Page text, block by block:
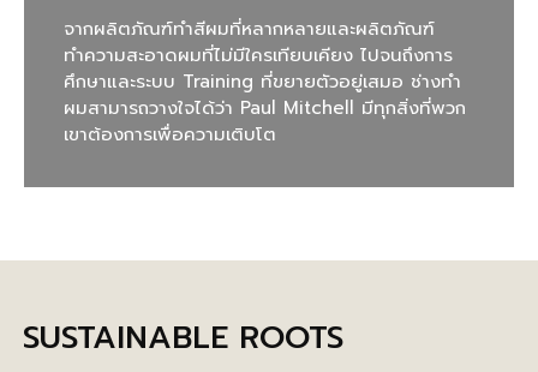
จากผลิตภัณฑ์ทำสีผมที่หลากหลายและผลิตภัณฑ์
ทำความสะอาดผมที่ไม่มีใครเทียบเคียง ไปจนถึงการ
ศึกษาและระบบ Training ที่ขยายตัวอยู่เสมอ ช่างทำ
ผมสามารถวางใจได้ว่า Paul Mitchell มีทุกสิ่งที่พวก
เขาต้องการเพื่อความเติบโต
SUSTAINABLE ROOTS